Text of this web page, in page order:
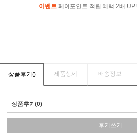
이벤트 페이포인트 적립 혜택 2배 UP!
상품후기() 제품상세 배송정보
상품후기(0)
후기쓰기